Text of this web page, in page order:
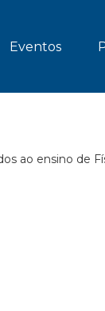
Eventos
ao ensino de